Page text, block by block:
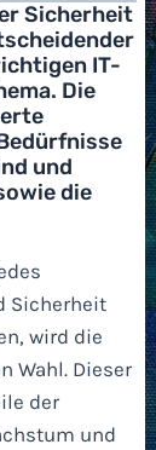
Sicherheit
IT-
Die
und
die
Sicherheit
wird die
Wahl. Dieser
der
und